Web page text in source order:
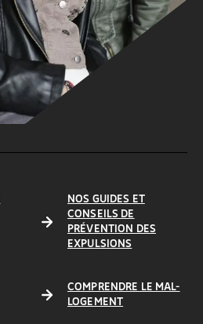
NOS GUIDES ET
CONSEILS DE
PRÉVENTION DES
EXPULSIONS
COMPRENDRE LE MAL-
LOGEMENT